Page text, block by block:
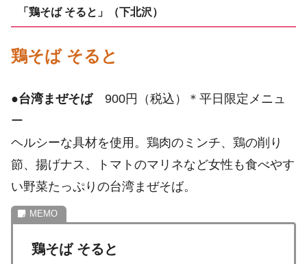
「鶏そば そると」（下北沢）
鶏そば そると
●台湾まぜそば900円（税込）＊平日限定メニュ
ー
ヘルシーな具材を使用。鶏肉のミンチ、鶏の削り
節、揚げナス、トマトのマリネなど女性も食べやす
い野菜たっぷりの台湾まぜそば。
鶏そば そると